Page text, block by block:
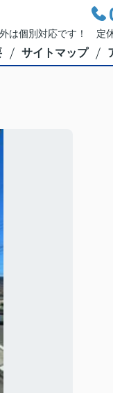
は個別対応です！ 定
サイトマップ